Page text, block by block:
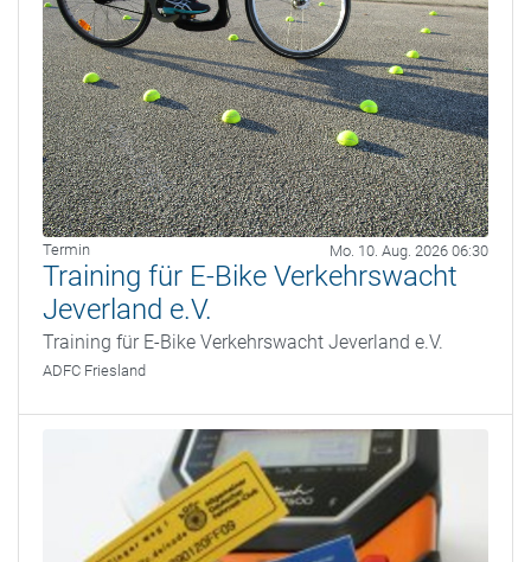
Termin Mo. 10. Aug. 2026 06:30
Training für E-Bike Verkehrswacht
Jeverland e.V.
Training für E-Bike Verkehrswacht Jeverland e.V.
ADFC Friesland